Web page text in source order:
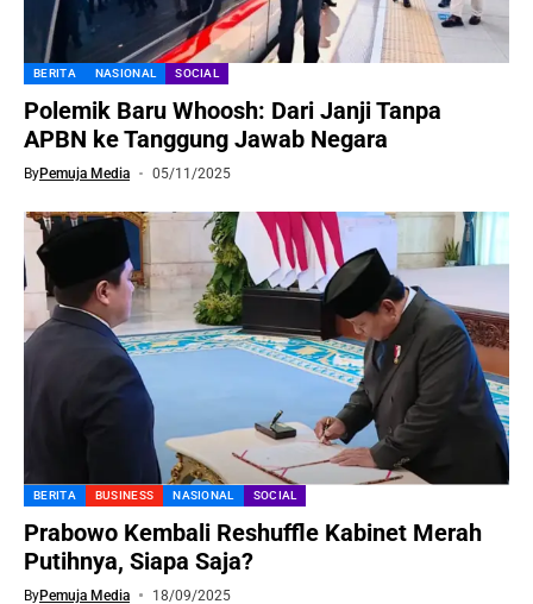
BERITA NASIONAL SOCIAL
Polemik Baru Whoosh: Dari Janji Tanpa
APBN ke Tanggung Jawab Negara
ByPemuja Media 05/11/2025
BERITA BUSINESS NASIONAL SOCIAL
Prabowo Kembali Reshuffle Kabinet Merah
Putihnya, Siapa Saja?
ByPemuja Media 18/09/2025